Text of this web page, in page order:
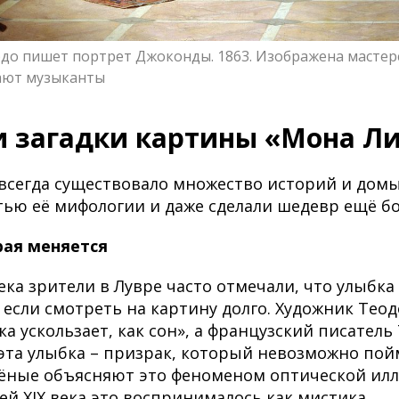
пишет портрет Джоконды. 1863. Изображена
музыканты
загадки картины «Мона
существовало множество историй и
её мифологии и даже сделали шедевр ещё
меняется
зрители в Лувре часто отмечали, что
если смотреть на картину долго. Художник
ускользает, как сон», а французский
улыбка – призрак, который невозможно
объясняют это феноменом оптической